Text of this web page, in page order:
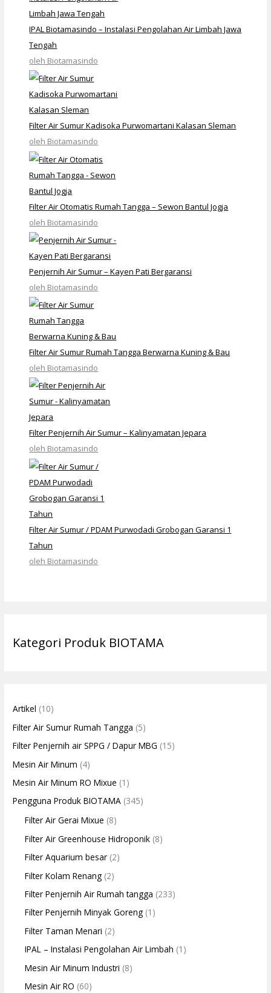
IPAL Biotamasindo – Instalasi Pengolahan Air Limbah Jawa
Tengah
oleh Biotamasindo
Filter Air Sumur Kadisoka Purwomartani Kalasan Sleman
oleh Biotamasindo
Filter Air Otomatis Rumah Tangga – Sewon Bantul Jogja
oleh Biotamasindo
Penjernih Air Sumur – Kayen Pati Bergaransi
oleh Biotamasindo
Filter Air Sumur Rumah Tangga Berwarna Kuning & Bau
oleh Biotamasindo
Filter Penjernih Air Sumur – Kalinyamatan Jepara
oleh Biotamasindo
Filter Air Sumur / PDAM Purwodadi Grobogan Garansi 1
Tahun
oleh Biotamasindo
Kategori Produk BIOTAMA
Artikel (10)
Filter Air Sumur Rumah Tangga (5)
Filter Penjernih air SPPG / Dapur MBG (15)
Mesin Air Minum (4)
Mesin Air Minum RO Mixue (1)
Pengguna Produk BIOTAMA (345)
Filter Air Gerai Mixue (8)
Filter Air Greenhouse Hidroponik (8)
Filter Aquarium besar (2)
Filter Kolam Renang (2)
Filter Penjernih Air Rumah tangga (233)
Filter Penjernih Minyak Goreng (1)
Filter Taman Menari (2)
IPAL – Instalasi Pengolahan Air Limbah (1)
Mesin Air Minum Industri (8)
Mesin Air RO (60)